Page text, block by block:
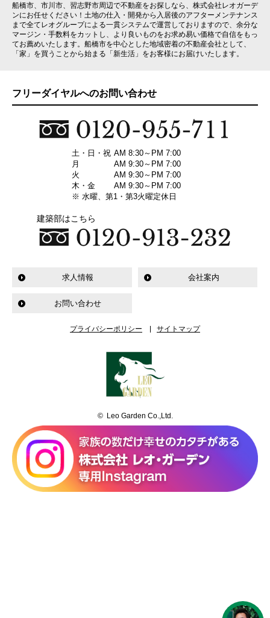
船橋市、市川市、習志野市周辺で不動産をお探しなら、株式会社レオガーデ
ンにお任せください！土地の仕入・開発から入居後のアフターメンテナンス
まで全てレオグループによる一貫システムで運営しておりますので、余分な
マージン・手数料をカットし、より良いものをお求め易い価格で自信をもっ
てお薦めいたします。船橋市を中心とした地域密着の不動産会社として、
「家」を買うことから始まる「新生活」をお客様にお届けいたします。
フリーダイヤルへのお問い合わせ
土・日・祝 AM 8:30～PM 7:00
月
AM 9:30～PM 7:00
火
AM 9:30～PM 7:00
木・金
AM 9:30～PM 7:00
※ 水曜、第1・第3火曜定休日
建築部はこちら
求人情報 会社案内
お問い合わせ
プライバシーポリシー サイトマップ
© Leo Garden Co.,Ltd.